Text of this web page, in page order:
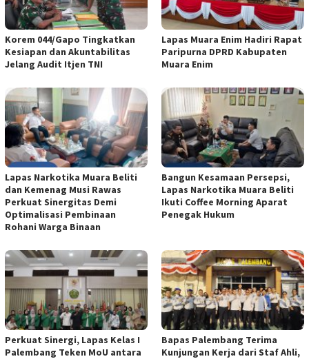
Korem 044/Gapo Tingkatkan
Kesiapan dan Akuntabilitas
Jelang Audit Itjen TNI
Lapas Muara Enim Hadiri Rapat
Paripurna DPRD Kabupaten
Muara Enim
Lapas Narkotika Muara Beliti
dan Kemenag Musi Rawas
Perkuat Sinergitas Demi
Optimalisasi Pembinaan
Rohani Warga Binaan
Bangun Kesamaan Persepsi,
Lapas Narkotika Muara Beliti
Ikuti Coffee Morning Aparat
Penegak Hukum
Perkuat Sinergi, Lapas Kelas I
Palembang Teken MoU antara
Bapas Palembang Terima
Kunjungan Kerja dari Staf Ahli,